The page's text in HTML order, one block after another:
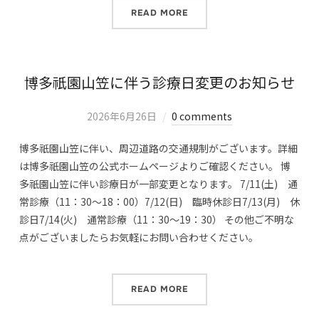
READ MORE
博多祇園山笠に伴う診療日変更のお知らせ
2026年6月26日 0 comments
博多祇園山笠に伴い、周辺道路の交通規制がございます。詳細
は博多祇園山笠の公式ホームページよりご確認ください。 博
多祇園山笠に伴い診療日が一部変更となります。 7/11(土) 通
常診療（11：30～18：00）7/12(日) 臨時休診日7/13(月) 休
診日7/14(火) 通常診療（11：30～19：30） その他ご不明な
点がございましたらお気軽にお問い合わせください。
READ MORE